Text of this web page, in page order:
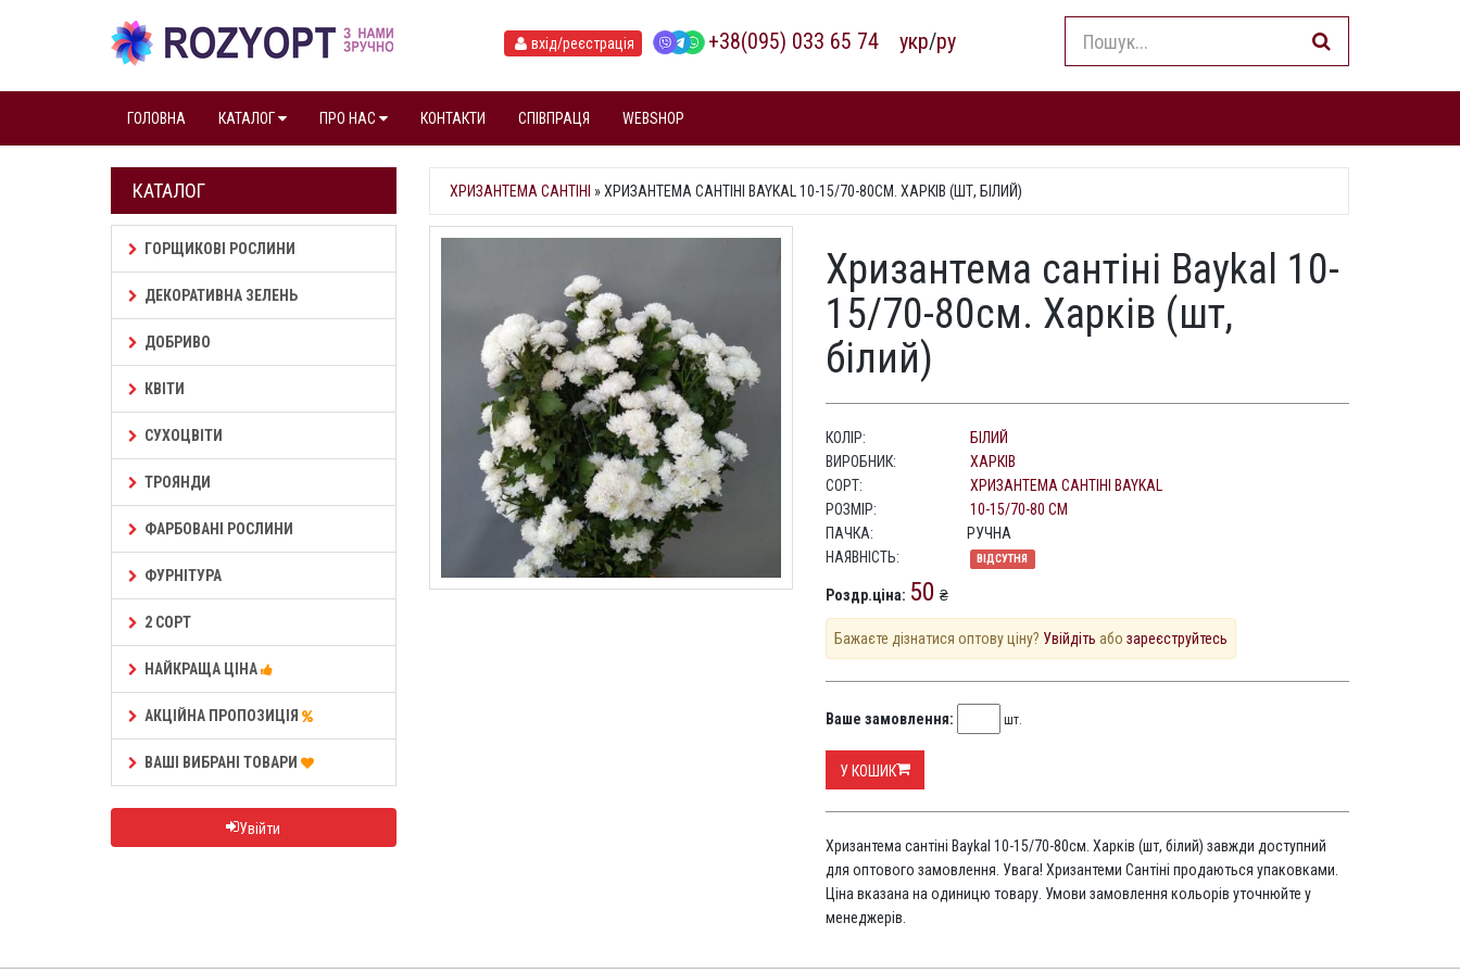
вхід/реєстрація +38(095) 033 65 74 укр/ру
ГОЛОВНА КАТАЛОГ ПРО НАС КОНТАКТИ СПІВПРАЦЯ WEBSHOP
КАТАЛОГ
ГОРЩИКОВІ РОСЛИНИ
ДЕКОРАТИВНА ЗЕЛЕНЬ
ДОБРИВО
КВІТИ
СУХОЦВІТИ
ТРОЯНДИ
ФАРБОВАНІ РОСЛИНИ
ФУРНІТУРА
2 СОРТ
НАЙКРАЩА ЦІНА
АКЦІЙНА ПРОПОЗИЦІЯ
ВАШІ ВИБРАНІ ТОВАРИ
Увійти
ХРИЗАНТЕМА САНТІНІ »ХРИЗАНТЕМА САНТІНІ BAYKAL 10-15/70-80СМ. ХАРКІВ (ШТ, БІЛИЙ)
Хризантема сантіні Baykal 10-
15/70-80см. Харків (шт,
білий)
КОЛІР:
БІЛИЙ
ВИРОБНИК:
ХАРКІВ
СОРТ:
ХРИЗАНТЕМА САНТІНІ BAYKAL
РОЗМІР:
10-15/70-80 СМ
ПАЧКА:
РУЧНА
НАЯВНІСТЬ:
ВІДСУТНЯ
Роздр.ціна: 50 ₴
Бажаєте дізнатися оптову ціну? Увійдіть абозареєструйтесь
Ваше замовлення: шт.
У КОШИК
Хризантема сантіні Baykal 10-15/70-80см. Харків (шт, білий) завжди доступний
для оптового замовлення. Увага! Хризантеми Сантіні продаються упаковками.
Ціна вказана на одиницю товару. Умови замовлення кольорів уточнюйте у
менеджерів.